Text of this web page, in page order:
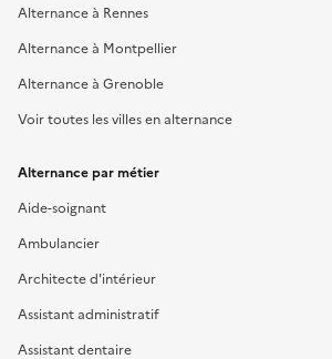
Alternance à Rennes
Alternance à Montpellier
Alternance à Grenoble
Voir toutes les villes en alternance
Alternance par métier
Aide-soignant
Ambulancier
Architecte d'intérieur
Assistant administratif
Assistant dentaire